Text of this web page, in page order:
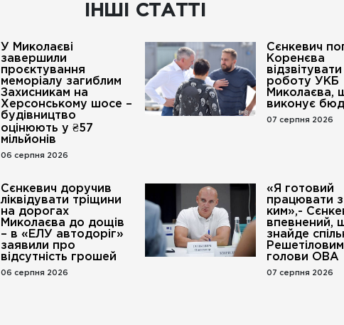
ІНШІ СТАТТІ
У Миколаєві
завершили
проєктування
меморіалу загиблим
Захисникам на
Херсонському шосе –
будівництво
оцінюють у ₴57
мільйонів
06 серпня 2026
Сєнкевич
Коренєва
роботу УКБ
Миколаєва,
виконує
07 серпня 2026
Сєнкевич доручив
ліквідувати тріщини
на дорогах
Миколаєва до дощів
– в «ЕЛУ автодоріг»
заявили про
відсутність грошей
06 серпня 2026
«Я готовий
працювати
ким»,-
впевнений,
знайде
голови ОВА
07 серпня 2026